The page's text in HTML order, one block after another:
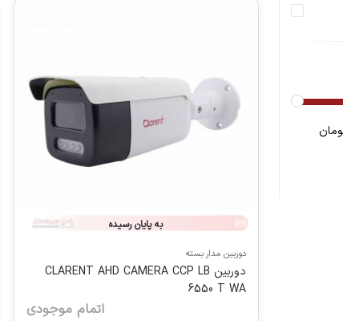
به پایان رسیده
دوربین مدار بسته
دوربین CLARENT AHD CAMERA CCP LB
6550 T WA
اتمام موجودی